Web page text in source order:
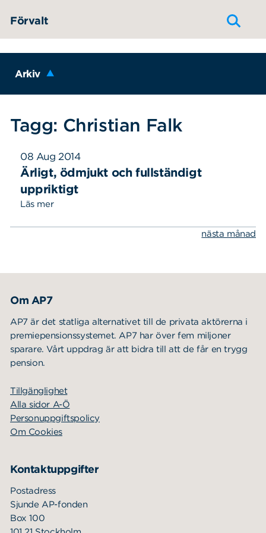
Förvalt
Arkiv
Tagg: Christian Falk
08 Aug 2014
Ärligt, ödmjukt och fullständigt
uppriktigt
Läs mer
nästa månad
Om AP7
AP7 är det statliga alternativet till de privata aktörerna i
premiepensionssystemet. AP7 har över fem miljoner
sparare. Vårt uppdrag är att bidra till att de får en trygg
pension.
Tillgänglighet
Alla sidor A-Ö
Personuppgiftspolicy
Om Cookies
Kontaktuppgifter
Postadress
Sjunde AP-fonden
Box 100